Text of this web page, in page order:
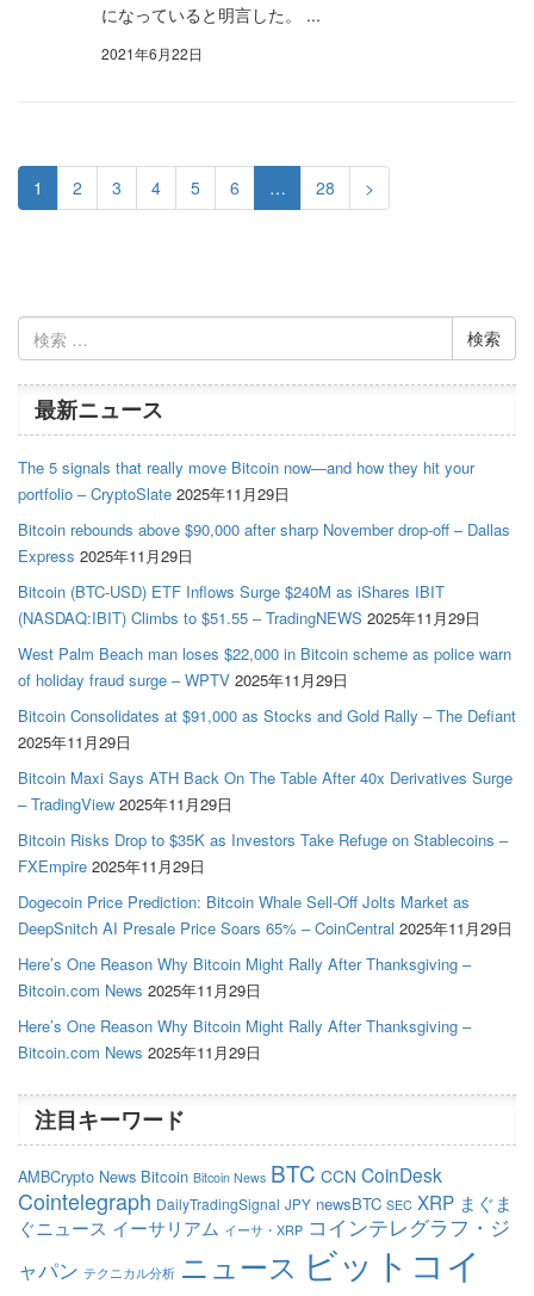
になっていると明言した。 ...
2021年6月22日
1 2 3 4 5 6 … 28 >
索:
最新ニュース
The 5 signals that really move Bitcoin now—and how they hit your
portfolio – CryptoSlate 2025年11月29日
Bitcoin rebounds above $90,000 after sharp November drop-off – Dallas
Express 2025年11月29日
Bitcoin (BTC-USD) ETF Inflows Surge $240M as iShares IBIT
(NASDAQ:IBIT) Climbs to $51.55 – TradingNEWS 2025年11月29日
West Palm Beach man loses $22,000 in Bitcoin scheme as police warn
of holiday fraud surge – WPTV 2025年11月29日
Bitcoin Consolidates at $91,000 as Stocks and Gold Rally – The Defiant
2025年11月29日
Bitcoin Maxi Says ATH Back On The Table After 40x Derivatives Surge
– TradingView 2025年11月29日
Bitcoin Risks Drop to $35K as Investors Take Refuge on Stablecoins –
FXEmpire 2025年11月29日
Dogecoin Price Prediction: Bitcoin Whale Sell-Off Jolts Market as
DeepSnitch AI Presale Price Soars 65% – CoinCentral 2025年11月29日
Here’s One Reason Why Bitcoin Might Rally After Thanksgiving –
Bitcoin.com News 2025年11月29日
Here’s One Reason Why Bitcoin Might Rally After Thanksgiving –
Bitcoin.com News 2025年11月29日
注目キーワード
AMBCrypto News Bitcoin Bitcoin News BTC CCN CoinDesk
Cointelegraph DailyTradingSignal JPY newsBTC SEC XRP まぐま
ぐニュース イーサリアム イーサ・XRP コインテレグラフ・ジ
ャパン テクニカル分析 ニュース ビットコイ